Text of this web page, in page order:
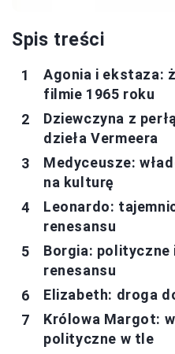
Spis treści
Agonia i ekstaza:
filmie 1965 roku
Dziewczyna z
dzieła Vermeera
Medyceusze:
na kulturę
Leonardo:
renesansu
Borgia: polityczne
renesansu
Elizabeth: droga
Królowa Margot:
polityczne w tle